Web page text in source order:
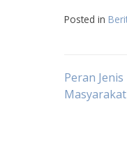
Posted in
Post
Peran
Masyarakat